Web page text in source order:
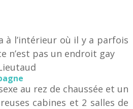
à l’intérieur où il y a parfois
n’est pas un endroit gay
au rez de chaussée et un
cabines et 2 salles de